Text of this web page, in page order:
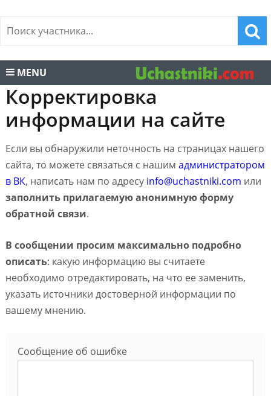
MENU
Корректировка
информации на сайте
Если вы обнаружили неточность на страницах нашего
сайта, то можете связаться с нашим администратором
в ВК, написать нам по адресу info@uchastniki.com или
заполнить прилагаемую анонимную форму
обратной связи.
В сообщении просим максимально подробно
описать: какую информацию вы считаете
необходимо отредактировать, на что ее заменить,
указать источники достоверной информации по
вашему мнению.
Сообщение об ошибке